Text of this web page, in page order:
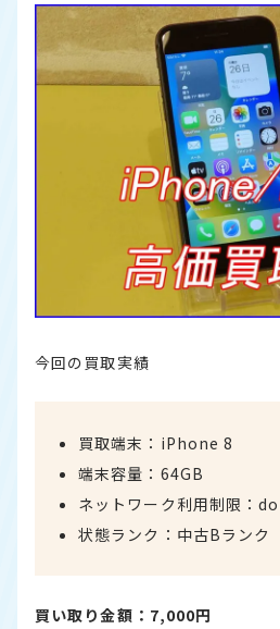
今回の買取実績
買取端末：iPhone 8
端末容量：64GB
ネットワーク利用制限：
状態ランク：中古Bランク
買い取り金額：7,000円